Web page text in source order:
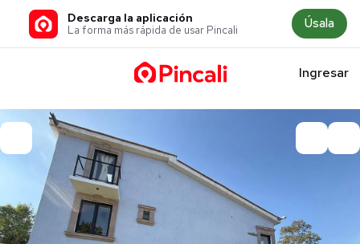
Descarga la aplicación
La forma más rápida de usar Pincali Úsala
Ingresar